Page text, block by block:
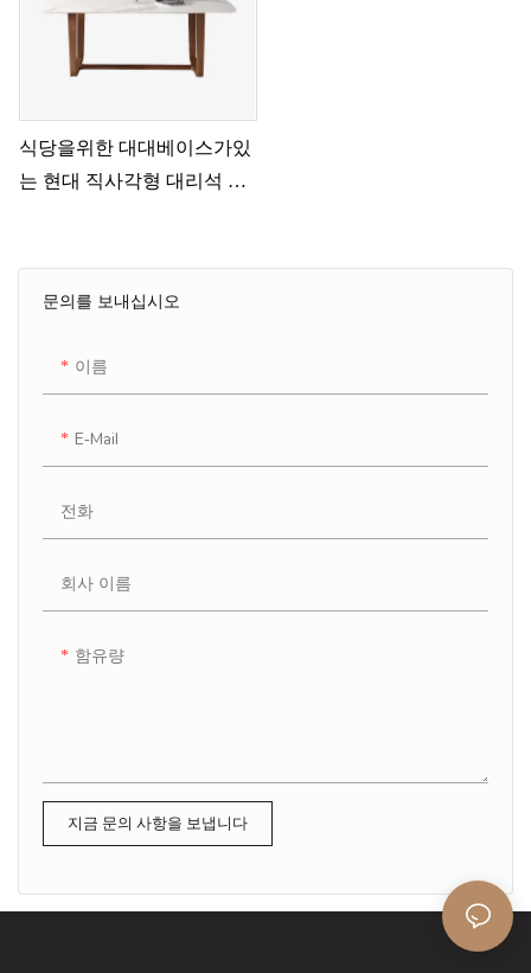
문의를 보내십시오
이름
E-Mail
전화
회사 이름
함유량
지금 문의 사항을 보냅니다
식당을위한 대대베이스가있
는 현대 직사각형 대리석 식